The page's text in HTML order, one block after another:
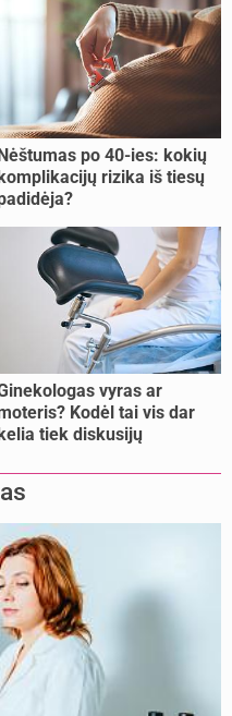
Nėštumas po 40-ies: kokių
komplikacijų rizika iš tiesų
vyras ar
Kodėl tai vis dar
kelia tiek diskusijų